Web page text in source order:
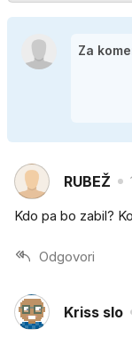
RUBEŽ
Kdo pa bo zabil?
Odgovori
Kriss slo